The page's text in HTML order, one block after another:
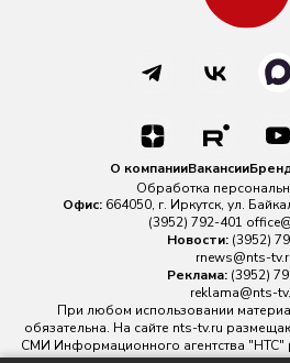
О компанииВакансии
Обработка
Офис: 664050, г. Иркутск, ул.
(3952) 792-401
Новости: (3952)
rnews@nts-
Реклама: (3952)
reklama@nts-
При любом использовании
обязательна. На сайте nts-tv.ru
СМИ Информационного агентства